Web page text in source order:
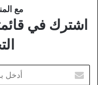
مع
اشترك في
بريدك